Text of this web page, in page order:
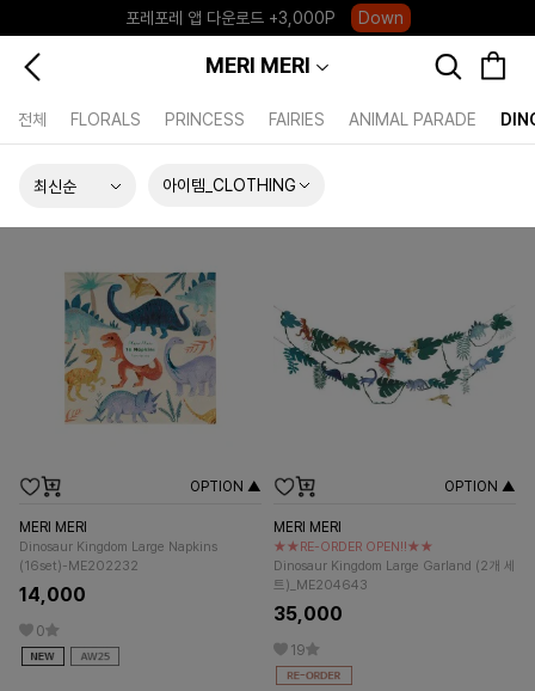
포레포레 앱 다운로드 +3,000P
Down
하우스오브캐러셀, 국내단독 프리오더(~8/10)
Click
MERI MERI
전체 FLORALS PRINCESS FAIRIES ANIMAL PARADE
아이템_CLOTHING
OPTION ▲
MERI MERI
Dinosaur Kingdom Large Napkins
(16set)-ME202232
14,000
0
OPTION ▲
MERI MERI
★★RE-ORDER OPEN!!★★
Dinosaur Kingdom Large Garland (2개 세
트)_ME204643
35,000
19